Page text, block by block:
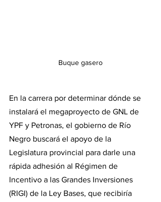
Buque gasero
En la carrera por determinar dónde se
instalará el megaproyecto de GNL de
YPF y Petronas, el gobierno de Río
Negro buscará el apoyo de la
Legislatura provincial para darle una
rápida adhesión al Régimen de
Incentivo a las Grandes Inversiones
(RIGI) de la Ley Bases, que recibiría